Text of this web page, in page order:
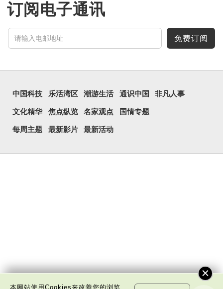
订阅电子通讯
免费订阅
中国科技 乐活湾区 潮游生活 通识中国 非凡人事
文化精华 焦点纵览 名家观点 国情专题
每周主题 最新影片 最新活动
本网站使用Cookies来改善您的浏览